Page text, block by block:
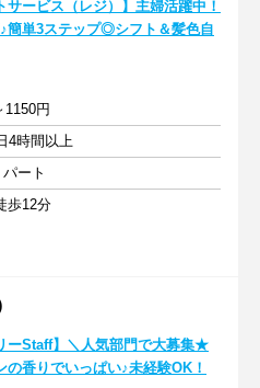
サービス（レジ）】主婦活躍中！
簡単3ステップ◎シフト＆髪色自
1150円
4時間以上
ート
歩12分
ーStaff】＼人気部門で大募集★
の香りでいっぱい♪未経験OK！